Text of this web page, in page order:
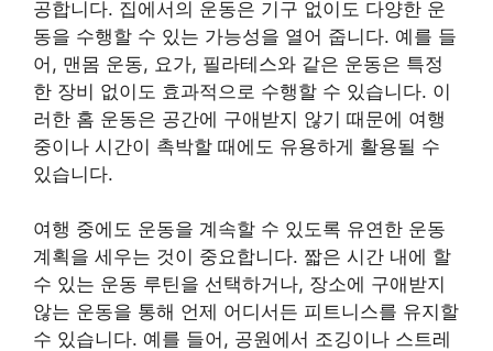
공합니다. 집에서의 운동은 기구 없이도 다양한 운
동을 수행할 수 있는 가능성을 열어 줍니다. 예를 들
어, 맨몸 운동, 요가, 필라테스와 같은 운동은 특정
한 장비 없이도 효과적으로 수행할 수 있습니다. 이
러한 홈 운동은 공간에 구애받지 않기 때문에 여행
중이나 시간이 촉박할 때에도 유용하게 활용될 수
있습니다.
여행 중에도 운동을 계속할 수 있도록 유연한 운동
계획을 세우는 것이 중요합니다. 짧은 시간 내에 할
수 있는 운동 루틴을 선택하거나, 장소에 구애받지
않는 운동을 통해 언제 어디서든 피트니스를 유지할
수 있습니다. 예를 들어, 공원에서 조깅이나 스트레